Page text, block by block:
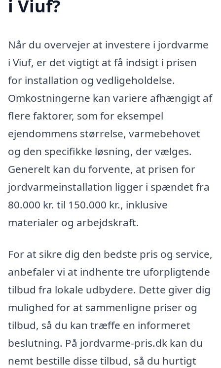
i Viuf?
Når du overvejer at investere i jordvarme
i Viuf, er det vigtigt at få indsigt i prisen
for installation og vedligeholdelse.
Omkostningerne kan variere afhængigt af
flere faktorer, som for eksempel
ejendommens størrelse, varmebehovet
og den specifikke løsning, der vælges.
Generelt kan du forvente, at prisen for
jordvarmeinstallation ligger i spændet fra
80.000 kr. til 150.000 kr., inklusive
materialer og arbejdskraft.
For at sikre dig den bedste pris og service,
anbefaler vi at indhente tre uforpligtende
tilbud fra lokale udbydere. Dette giver dig
mulighed for at sammenligne priser og
tilbud, så du kan træffe en informeret
beslutning. På jordvarme-pris.dk kan du
nemt bestille disse tilbud, så du hurtigt